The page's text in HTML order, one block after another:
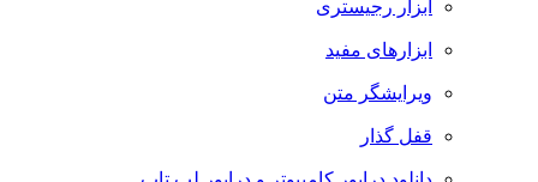
ابزار رجیستری
ابزارهای مفید
ویرایشگر متن
قفل گذار